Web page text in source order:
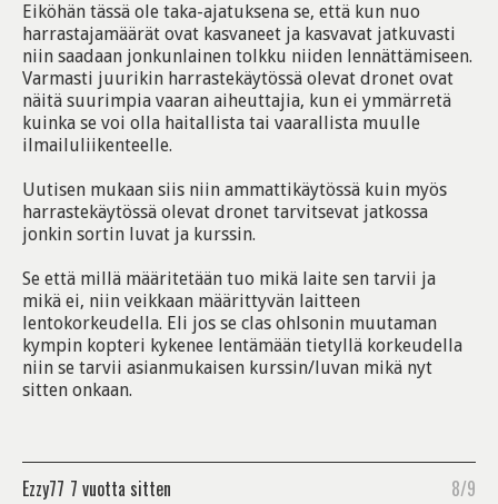
Eiköhän tässä ole taka-ajatuksena se, että kun nuo
harrastajamäärät ovat kasvaneet ja kasvavat jatkuvasti
niin saadaan jonkunlainen tolkku niiden lennättämiseen.
Varmasti juurikin harrastekäytössä olevat dronet ovat
näitä suurimpia vaaran aiheuttajia, kun ei ymmärretä
kuinka se voi olla haitallista tai vaarallista muulle
ilmailuliikenteelle.
Uutisen mukaan siis niin ammattikäytössä kuin myös
harrastekäytössä olevat dronet tarvitsevat jatkossa
jonkin sortin luvat ja kurssin.
Se että millä määritetään tuo mikä laite sen tarvii ja
mikä ei, niin veikkaan määrittyvän laitteen
lentokorkeudella. Eli jos se clas ohlsonin muutaman
kympin kopteri kykenee lentämään tietyllä korkeudella
niin se tarvii asianmukaisen kurssin/luvan mikä nyt
sitten onkaan.
Ezzy77 7 vuotta sitten 8/9